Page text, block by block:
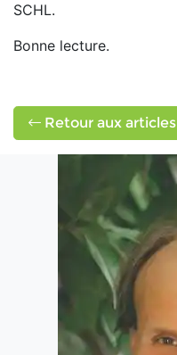
SCHL.
Bonne lecture.
Retour aux articles